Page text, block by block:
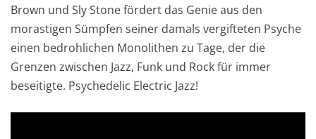
Brown und Sly Stone fördert das Genie aus den
morastigen Sümpfen seiner damals vergifteten Psyche
einen bedrohlichen Monolithen zu Tage, der die
Grenzen zwischen Jazz, Funk und Rock für immer
beseitigte. Psychedelic Electric Jazz!